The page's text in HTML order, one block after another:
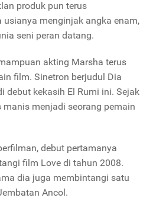
produk pun terus
usianya menginjak angka enam,
seni peran datang.
akting Marsha terus
film. Sinetron berjudul Dia
debut kekasih El Rumi ini. Sejak
menjadi seorang pemain
debut pertamanya
film Love di tahun 2008.
dia juga membintangi satu
Ancol.